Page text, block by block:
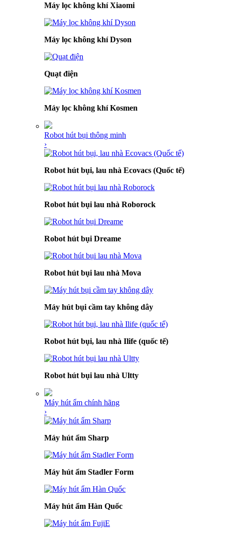
Máy lọc không khí Xiaomi
Máy lọc không khí Dyson
Quạt điện
Máy lọc không khí Kosmen
Robot hút bụi thông minh
›
Robot hút bụi, lau nhà Ecovacs (Quốc tế)
Robot hút bụi lau nhà Roborock
Robot hút bụi Dreame
Robot hút bụi lau nhà Mova
Máy hút bụi cầm tay không dây
Robot hút bụi, lau nhà Ilife (quốc tế)
Robot hút bụi lau nhà Ultty
Máy hút ẩm chính hãng
›
Máy hút ẩm Sharp
Máy hút ẩm Stadler Form
Máy hút ẩm Hàn Quốc